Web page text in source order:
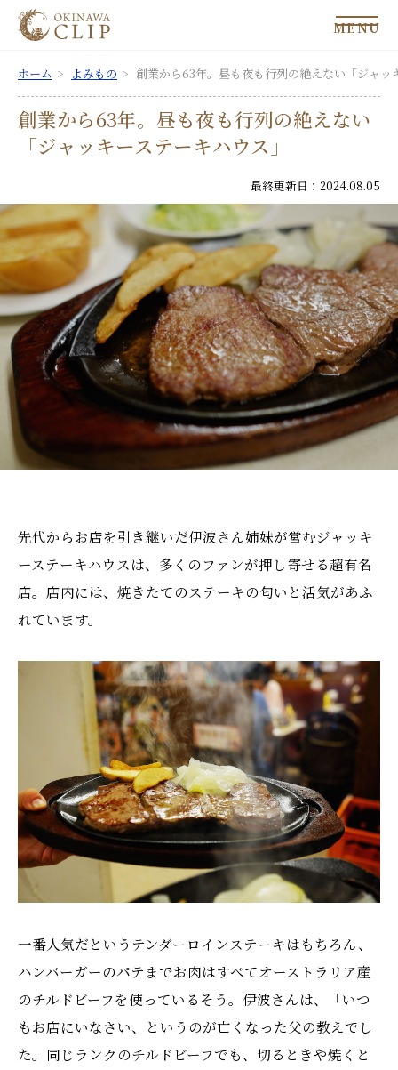
MENU
ホーム よみもの 創業から63年。昼も夜も行列の絶えない「ジャッ
創業から63年。昼も夜も行列の絶えない
「ジャッキーステーキハウス」
最終更新日：2024.08.05
先代からお店を引き継いだ伊波さん姉妹が営むジャッキ
ーステーキハウスは、多くのファンが押し寄せる超有名
店。店内には、焼きたてのステーキの匂いと活気があふ
れています。
一番人気だというテンダーロインステーキはもちろん、
ハンバーガーのパテまでお肉はすべてオーストラリア産
のチルドビーフを使っているそう。伊波さんは、「いつ
もお店にいなさい、というのが亡くなった父の教えでし
た。同じランクのチルドビーフでも、切るときや焼くと